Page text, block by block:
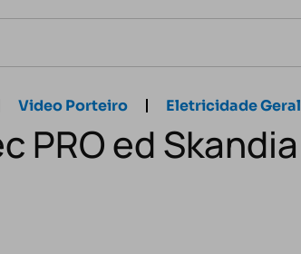
Video Porteiro Eletricidade Geral
PRO ed Skandia